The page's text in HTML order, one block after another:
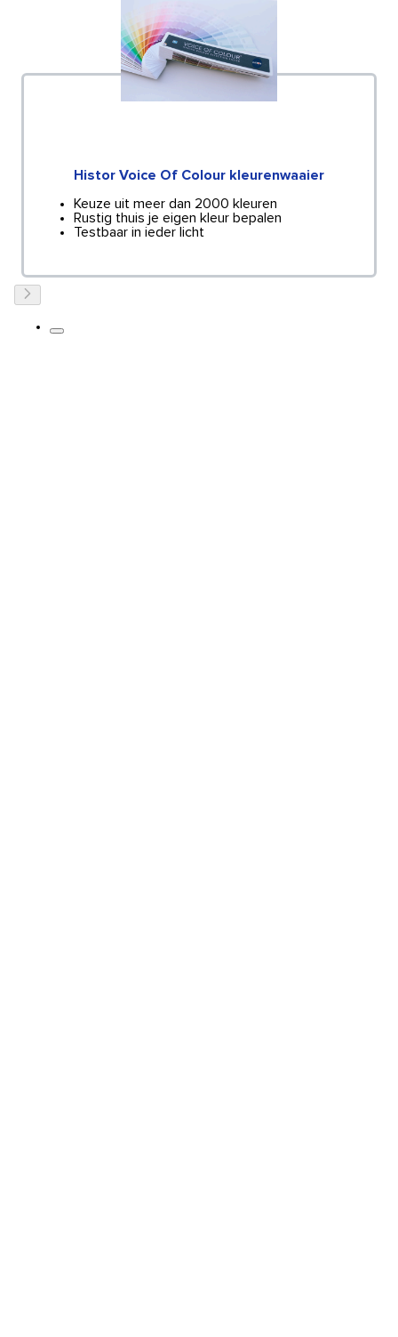
Histor Voice Of Colour kleurenwaaier
Keuze uit meer dan 2000 kleuren
Rustig thuis je eigen kleur bepalen
Testbaar in ieder licht